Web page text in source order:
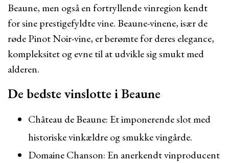
Beaune, men også en fortryllende vinregion kendt
for sine prestigefyldte vine. Beaune-vinene, især de
røde Pinot Noir-vine, er berømte for deres elegance,
kompleksitet og evne til at udvikle sig smukt med
alderen.
De bedste vinslotte i Beaune
Château de Beaune: Et imponerende slot med
historiske vinkældre og smukke vingårde.
Domaine Chanson: En anerkendt vinproducent